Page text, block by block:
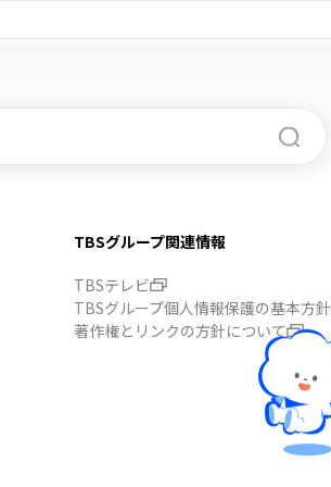
TBSグループ関連情報
TBSテレビ
TBSグループ個人情報保護の基本方針
著作権とリンクの方針について